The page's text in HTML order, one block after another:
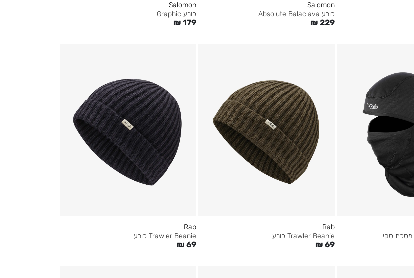
Salomon
כובע Absolute Balaclava
₪ 229
Salomon
כובע Graphic
₪ 179
Rab
Trawler Beanie כובע
₪ 69
Rab
Trawler Beanie כובע
₪ 69